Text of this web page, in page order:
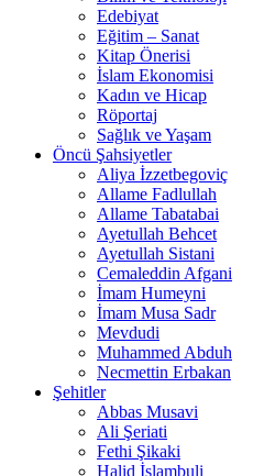
Edebiyat
Eğitim – Sanat
Kitap Önerisi
İslam Ekonomisi
Kadın ve Hicap
Röportaj
Sağlık ve Yaşam
Öncü Şahsiyetler
Aliya İzzetbegoviç
Allame Fadlullah
Allame Tabatabai
Ayetullah Behcet
Ayetullah Sistani
Cemaleddin Afgani
İmam Humeyni
İmam Musa Sadr
Mevdudi
Muhammed Abduh
Necmettin Erbakan
Şehitler
Abbas Musavi
Ali Şeriati
Fethi Şikaki
Halid İslambuli